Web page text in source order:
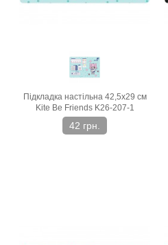
Підкладка настільна 42,5х29 см
Kite Be Friends K26-207-1
42 грн.